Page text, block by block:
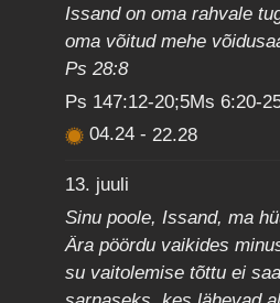
Issand on oma rahvale
oma võitud mehe
Ps 28:8
Ps 147:12-20;5Ms 6:20-
04.24-22.28
13. juuli
Sinu poole, Issand, ma
Ära pöördu vaikides
su vaitolemise tõttu ei